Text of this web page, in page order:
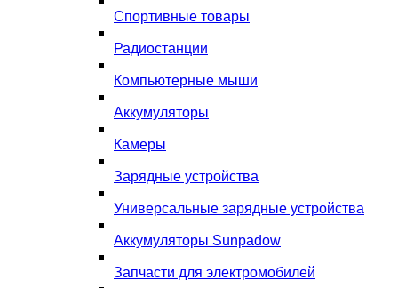
Спортивные товары
Радиостанции
Компьютерные мыши
Аккумуляторы
Камеры
Зарядные устройства
Универсальные зарядные устройства
Аккумуляторы Sunpadow
Запчасти для электромобилей